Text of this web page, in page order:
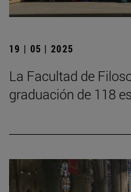
19 | 05 | 2025
La Facultad de
graduación de 118